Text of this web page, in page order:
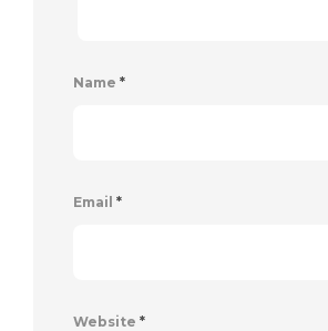
Name *
Email *
Website *